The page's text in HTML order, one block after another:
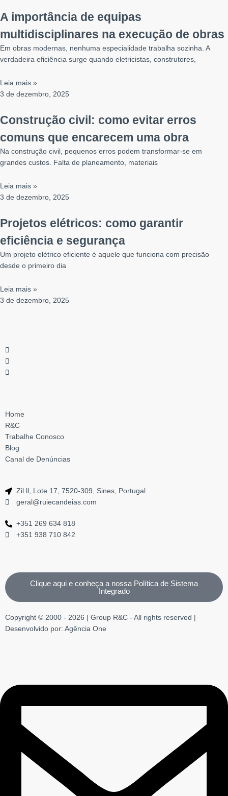
A importância de equipas
multidisciplinares na execução de obras
Em obras modernas, nenhuma especialidade trabalha sozinha. A
verdadeira eficiência surge quando eletricistas, construtores,
Leia mais »
3 de dezembro, 2025
Construção civil: como evitar erros
comuns que encarecem uma obra
Na construção civil, pequenos erros podem transformar-se em
grandes custos. Falta de planeamento, materiais
Leia mais »
3 de dezembro, 2025
Projetos elétricos: como garantir
eficiência e segurança
Um projeto elétrico eficiente é aquele que funciona com precisão
desde o primeiro dia
Leia mais »
3 de dezembro, 2025
Home
R&C
Trabalhe Conosco
Blog
Canal de Denúncias
Zil ll, Lote 17, 7520-309, Sines, Portugal
geral@ruiecandeias.com
+351 269 634 818
+351 938 710 842
Clique aqui e conheça a nossa Política de Sistema
Integrado
Copyright © 2000 - 2026 | Group R&C - All rights reserved |
Desenvolvido por: Agência One
Marketing
Ao compartilhar
seus interesses
e
site, você
aumenta a
chance de ver
personalizadas.